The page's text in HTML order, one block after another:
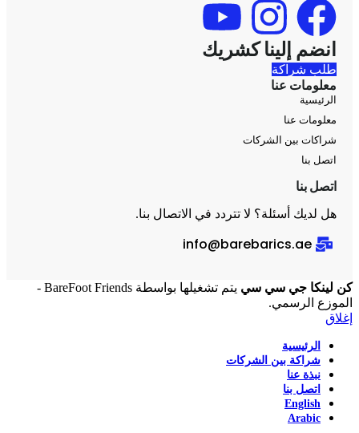
انضم إلينا كشريك
طلب شراكة
معلومات عنا
الرئيسية
معلومات عنا
شراكات بين الشركات
اتصل بنا
اتصل بنا
هل لديك أسئلة؟ لا تتردد في الاتصال بنا.
info@barebarics.ae
كن لينكا جي سي سي
يتم تشغيلها بواسطة BareFoot Friends -
الموزع الرسمي.
إغلاق
الرئيسية
شراكة بين الشركات
نبذة عنا
اتصل بنا
English
Arabic